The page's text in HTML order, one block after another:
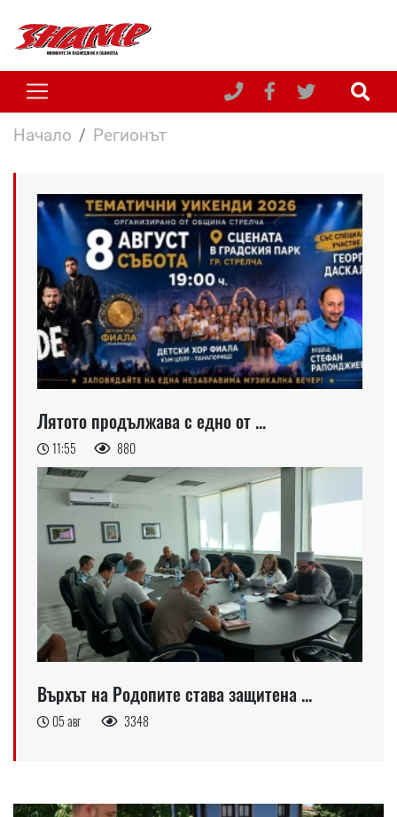
Начало Регионът
Лятото продължава с едно от ...
11:55 880
Върхът на Родопите става защитена ...
05 авг 3348